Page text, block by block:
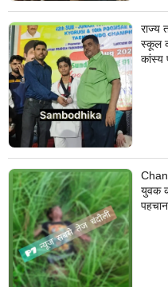
राज्य
स्कूल
कांस्य
युवक
पहचान